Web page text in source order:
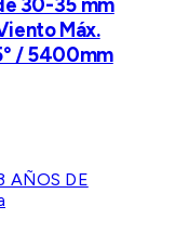
30-35 mm
Máx.
/ 5400mm